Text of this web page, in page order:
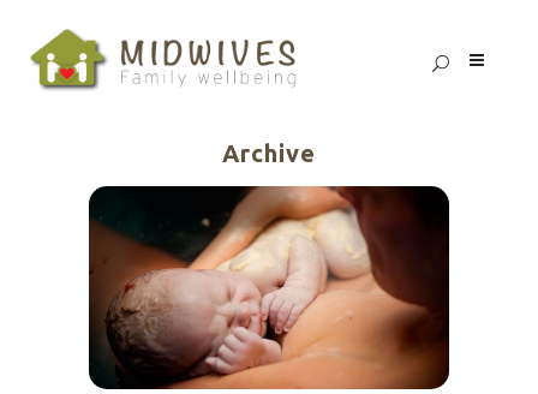
Archive